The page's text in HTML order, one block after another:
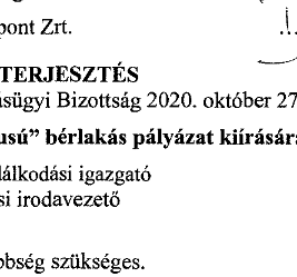
Zrt.
Bizottság 2020. október
bérlakás pályázat
igazgató
irodavezető
szükséges.